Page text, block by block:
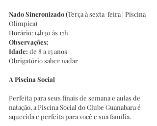
Nado Sincronizado (Terça à sexta-feira | Piscina
Olímpica)
Horário: 14h30 às 17h
Observações:
Idade: de 8 a 15 anos
Obrigatório saber nadar
A Piscina Social
Perfeita para seus finais de semana e aulas de
natação, a Piscina Social do Clube Guanabara é
aquecida e perfeita para você e sua família.